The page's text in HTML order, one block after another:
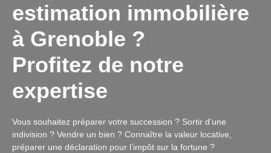
estimation immobilière
à Grenoble ?
Profitez de notre
expertise
Vous souhaitez préparer votre succession ? Sortir d’une
indivision ? Vendre un bien ? Connaître la valeur locative,
préparer une déclaration pour l’impôt sur la fortune ?